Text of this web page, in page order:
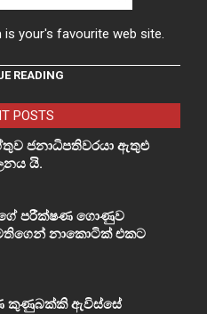
your's favourite web site.
READING
POSTS
ජනාධිපතිවරයා ඇතුළු
යි.
ගේ පරීක්ෂණ ගොණුව
නාකොටික් එකට
කුණුබක්කි ඇවිස්සේ